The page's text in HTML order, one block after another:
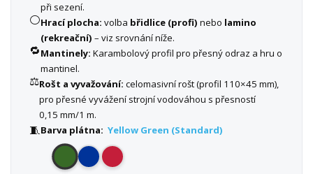
při sezení.
⚪Hrací plocha: volba břidlice (profi) nebo lamino
(rekreační) – viz srovnání níže.
🔁Mantinely: Karambolový profil pro přesný odraz a hru o
mantinel.
⚖️Rošt a vyvažování: celomasivní rošt (profil 110×45 mm),
pro přesné vyvážení strojní vodováhou s přesností
0,15 mm/1 m.
🧵Barva plátna: Yellow Green (Standard)